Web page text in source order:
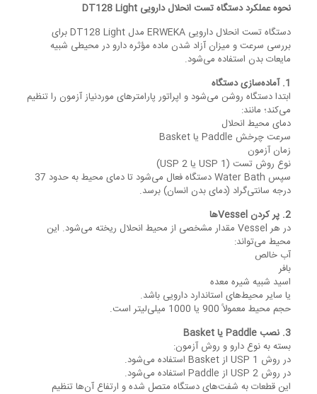
نحوه عملکرد دستگاه تست انحلال دارویی DT128 Light
دستگاه تست انحلال دارویی ERWEKA مدل DT128 Light برای
بررسی سرعت و میزان آزاد شدن ماده مؤثره دارو در محیطی شبیه
مایعات بدن استفاده می‌شود.
1. آماده‌سازی دستگاه
ابتدا دستگاه روشن می‌شود و اپراتور پارامترهای موردنیاز آزمون را تنظیم
می‌کند؛ مانند:
دمای محیط انحلال
سرعت چرخش Paddle یا Basket
زمان آزمون
نوع روش تست (USP 1 یا USP 2)
سپس Water Bath دستگاه فعال می‌شود تا دمای محیط به حدود 37
درجه سانتی‌گراد (دمای بدن انسان) برسد.
2. پر کردن Vesselها
در هر Vessel مقدار مشخصی از محیط انحلال ریخته می‌شود. این
محیط می‌تواند:
آب خالص
بافر
اسید شبیه شیره معده
یا سایر محیط‌های استاندارد دارویی باشد.
حجم محیط معمولاً 900 یا 1000 میلی‌لیتر است.
3. نصب Paddle یا Basket
بسته به نوع دارو و روش آزمون:
در روش USP 1 از Basket استفاده می‌شود.
در روش USP 2 از Paddle استفاده می‌شود.
این قطعات به شفت‌های دستگاه متصل شده و ارتفاع آن‌ها تنظیم